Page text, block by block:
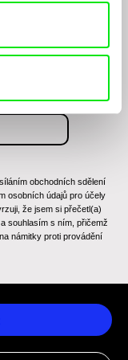
o novinkách v
obchodních sdělení
osobních údajů pro účely
že jsem si přečetl(a)
a souhlasím s ním, přičemž
námitky proti provádění